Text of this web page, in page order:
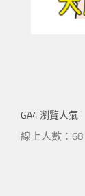
GA4 瀏覽人氣
線上人數：68